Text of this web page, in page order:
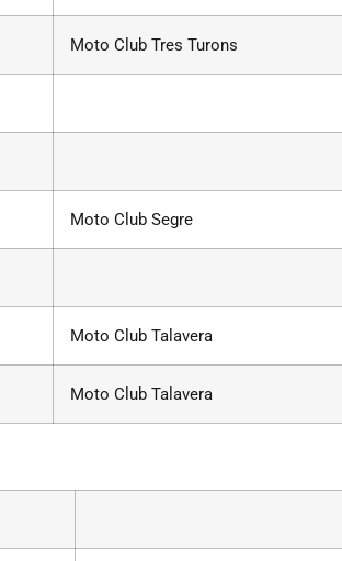
Moto Club Tres Turons
Moto Club Segre
Moto Club Talavera
Moto Club Talavera